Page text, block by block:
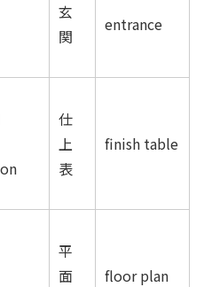
玄
関
entrance
仕
上
表
finish table
平
面
floor plan